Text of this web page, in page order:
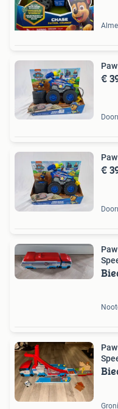
€
€